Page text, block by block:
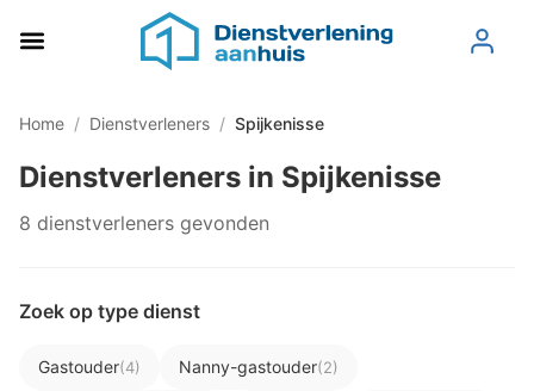
Home / Dienstverleners / Spijkenisse
Dienstverleners in Spijkenisse
8 dienstverleners gevonden
Zoek op type dienst
Gastouder(4) Nanny-gastouder(2)